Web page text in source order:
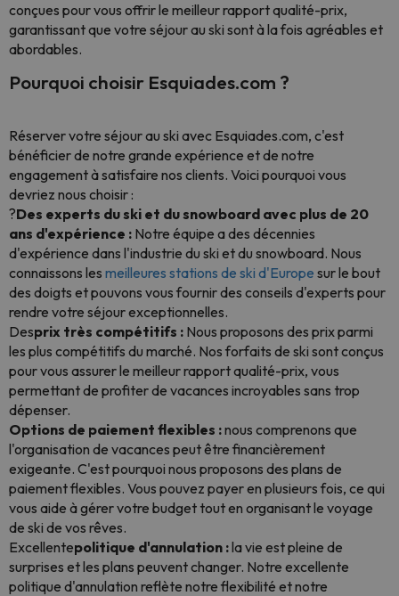
conçues pour vous offrir le meilleur rapport qualité-prix,
garantissant que votre séjour au ski sont à la fois agréables et
abordables.
Pourquoi choisir Esquiades.com ?
Réserver votre séjour au ski avec Esquiades.com, c'est
bénéficier de notre grande expérience et de notre
engagement à satisfaire nos clients. Voici pourquoi vous
devriez nous choisir :
?Des experts du ski et du snowboard avec plus de 20
ans d'expérience : Notre équipe a des décennies
d'expérience dans l'industrie du ski et du snowboard. Nous
connaissons les meilleures stations de ski d'Europe sur le bout
des doigts et pouvons vous fournir des conseils d'experts pour
rendre votre séjour exceptionnelles.
Desprix très compétitifs : Nous proposons des prix parmi
les plus compétitifs du marché. Nos forfaits de ski sont conçus
pour vous assurer le meilleur rapport qualité-prix, vous
permettant de profiter de vacances incroyables sans trop
dépenser.
Options de paiement flexibles :nous comprenons que
l'organisation de vacances peut être financièrement
exigeante. C'est pourquoi nous proposons des plans de
paiement flexibles. Vous pouvez payer en plusieurs fois, ce qui
vous aide à gérer votre budget tout en organisant le voyage
de ski de vos rêves.
Excellentepolitique d'annulation :la vie est pleine de
surprises et les plans peuvent changer. Notre excellente
politique d'annulation reflète notre flexibilité et notre